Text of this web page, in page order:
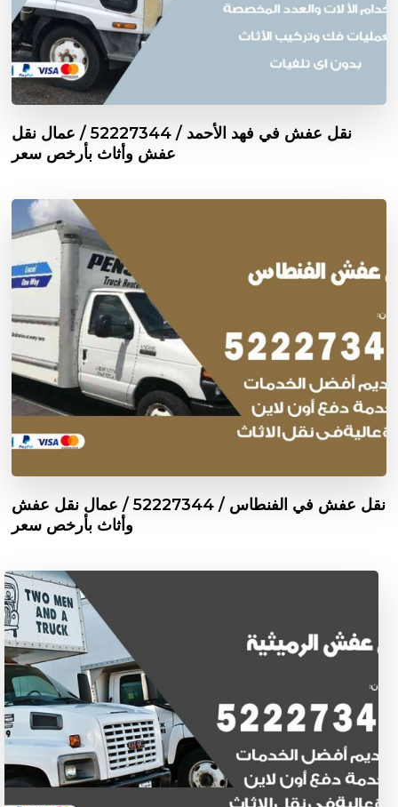
نقل عفش في فهد الأحمد / 52227344 / عمال نقل
عفش وأثاث بأرخص سعر
نقل عفش في الفنطاس / 52227344 / عمال نقل عفش
وأثاث بأرخص سعر